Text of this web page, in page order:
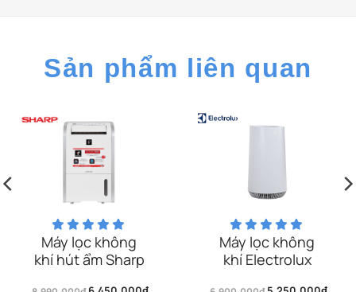
Sản phẩm liên quan
Máy lọc không
khí hút ẩm Sharp
Máy lọc không
khí Electrolux